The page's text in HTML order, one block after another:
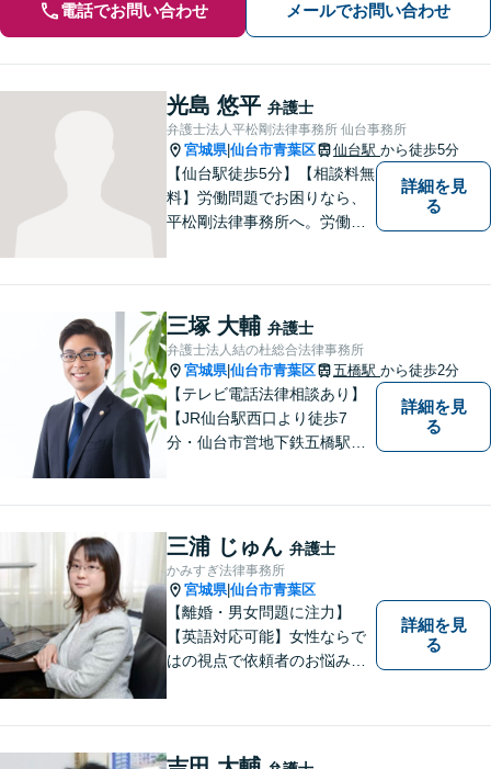
電話でお問い合わせ メールでお問い合わせ
光島 悠平 弁護士
弁護士法人平松剛法律事務所 仙台事務所
宮城県|仙台市青葉区 仙台駅 から徒歩5分
【仙台駅徒歩5分】【相談料無
料】労働問題でお困りなら、
平松剛法律事務所へ。労働者
たる事件も、受任可能です。
お気軽にご相談ください。
詳細を見
る
三塚 大輔 弁護士
弁護士法人結の杜総合法律事務所
宮城県|仙台市青葉区 五橋駅 から徒歩2分
【テレビ電話法律相談あり】
【JR仙台駅西口より徒歩7
分・仙台市営地下鉄五橋駅北4
間・土曜相談あり】【明るく
キレイな完全個室相談室】
詳細を見
る
三浦 じゅん 弁護士
かみすぎ法律事務所
宮城県|仙台市青葉区
【離婚・男女問題に注力】
【英語対応可能】女性ならで
はの視点で依頼者のお悩みに
男女問題やセクハラ事件など
のお困り事がございました
詳細を見
る